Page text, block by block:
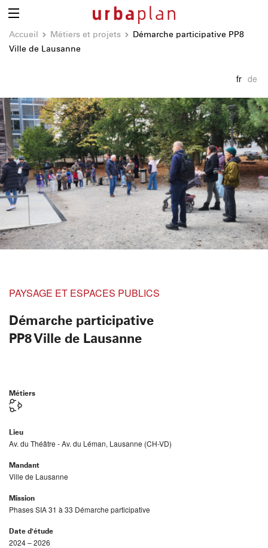
Accueil Métiers et projets
Démarche participative PP8
Ville de Lausanne
fr de
PAYSAGE ET ESPACES PUBLICS
Démarche participative
PP8 Ville de Lausanne
Métiers
Lieu
Av. du Théâtre - Av. du Léman, Lausanne (CH-VD)
Mandant
Ville de Lausanne
Mission
Phases SIA 31 à 33 Démarche participative
Date d'étude
2024 – 2026